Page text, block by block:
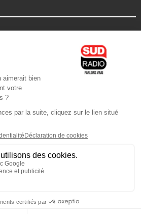
/ Android
l'application
: ©Sud Radio / Pierre Olivier